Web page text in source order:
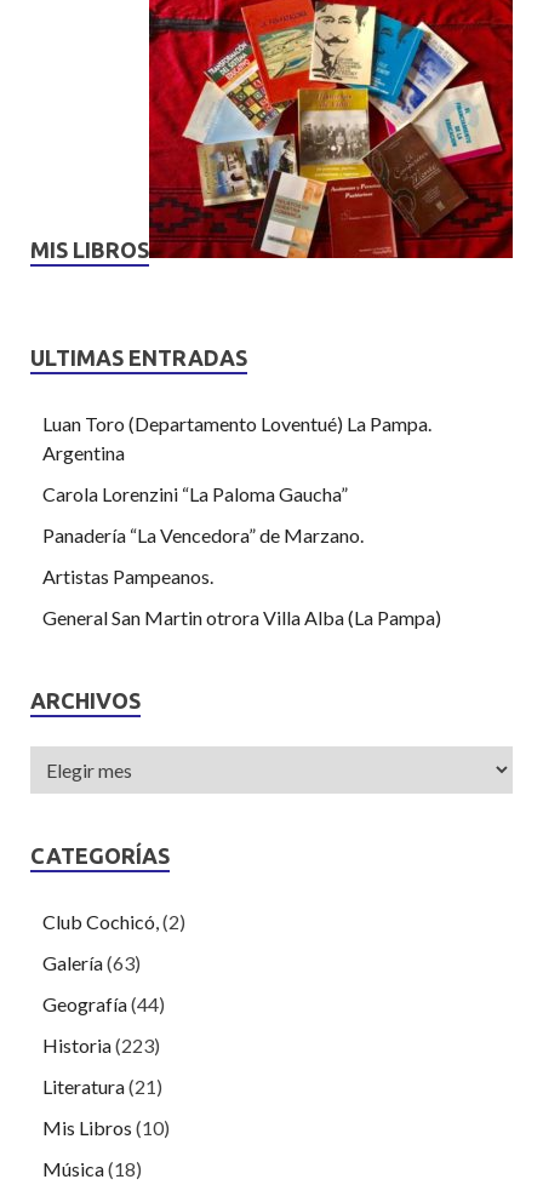
MIS LIBROS
ULTIMAS ENTRADAS
Luan Toro (Departamento Loventué) La Pampa.
Argentina
Carola Lorenzini “La Paloma Gaucha”
Panadería “La Vencedora” de Marzano.
Artistas Pampeanos.
General San Martin otrora Villa Alba (La Pampa)
ARCHIVOS
CATEGORÍAS
Club Cochicó, (2)
Galería(63)
Geografía(44)
Historia(223)
Literatura(21)
Mis Libros (10)
Música(18)